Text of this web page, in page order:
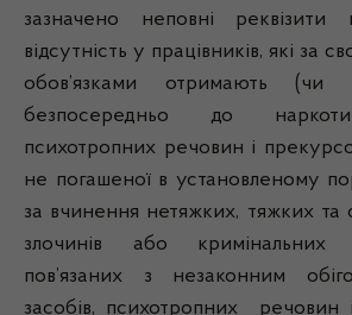
зазначено неповні реквізити
відсутність у працівників, які за
обов’язками отримають (чи
безпосередньо до
психотропних речовин і
не погашеної в установленому
за вчинення нетяжких, тяжких та
злочинів або кримінальних
пов’язаних з незаконним
засобів, психотропних речовин